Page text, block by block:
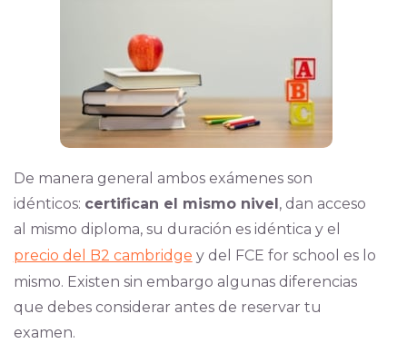
De manera general ambos exámenes son
idénticos: certifican el mismo nivel, dan acceso
al mismo diploma, su duración es idéntica y el
precio del B2 cambridge y del FCE for school es lo
mismo. Existen sin embargo algunas diferencias
que debes considerar antes de reservar tu
examen.